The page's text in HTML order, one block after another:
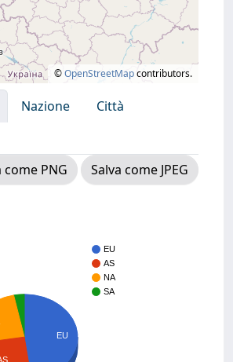
©OpenStreetMapcontributors.
Nazione
Città
come PNG
Salva come JPEG
EU
AS
NA
SA
EU